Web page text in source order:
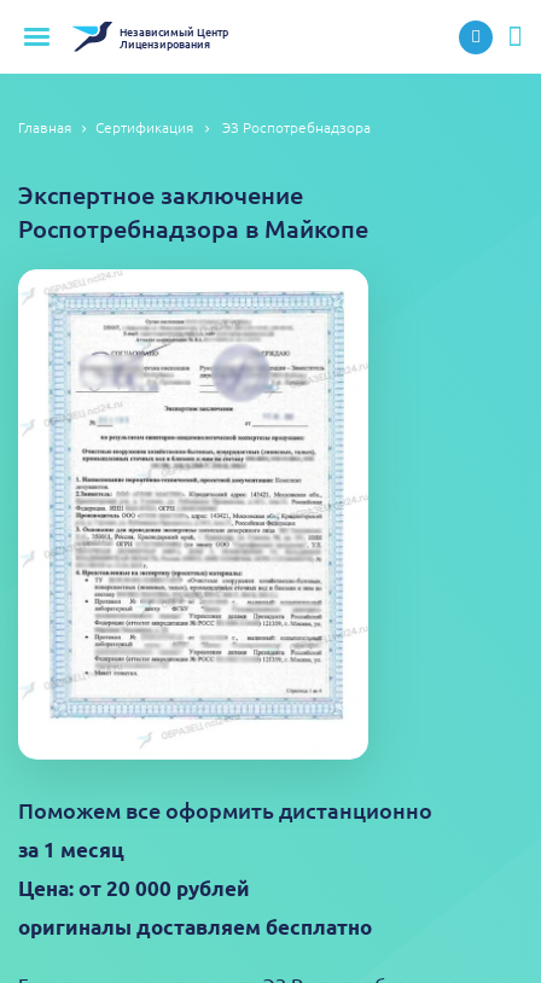
НезависимыйЦентр
Лицензирования
Главная Сертификация ЭЗ Роспотребнадзора
Экспертное заключение
Роспотребнадзора в Майкопе
Поможем все оформить дистанционно
за 1 месяц
Цена: от 20 000 рублей
оригиналы доставляем бесплатно